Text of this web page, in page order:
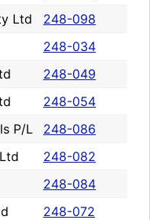
Ltd
248-098
248-034
248-049
248-054
P/L
248-086
248-082
248-084
248-072